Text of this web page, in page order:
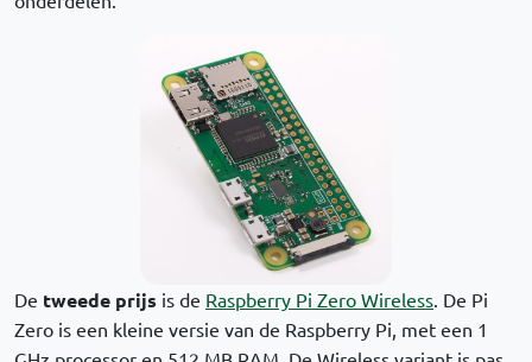
De tweede prijs is de Raspberry Pi Zero Wireless. De Pi
Zero is een kleine versie van de Raspberry Pi, met een 1